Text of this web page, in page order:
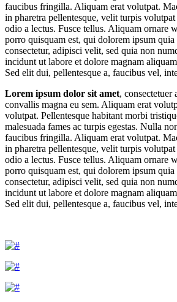
faucibus fringilla. Aliquam erat volutpat.
in pharetra pellentesque, velit turpis
odio a lectus. Fusce tellus. Aliquam ornare
porro quisquam est, qui dolorem ipsum quia
consectetur, adipisci velit, sed quia non
incidunt ut labore et dolore magnam
Sed elit dui, pellentesque a, faucibus vel,
Lorem ipsum dolor sit amet, consectetuer
convallis magna eu sem. Aliquam erat
volutpat. Pellentesque habitant morbi
malesuada fames ac turpis egestas. Nulla
faucibus fringilla. Aliquam erat volutpat.
in pharetra pellentesque, velit turpis
odio a lectus. Fusce tellus. Aliquam ornare
porro quisquam est, qui dolorem ipsum quia
consectetur, adipisci velit, sed quia non
incidunt ut labore et dolore magnam
Sed elit dui, pellentesque a, faucibus vel,